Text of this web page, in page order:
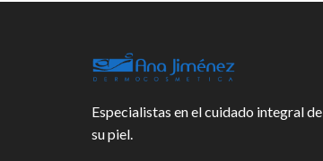
Especialistas en el cuidado integral de
su piel.